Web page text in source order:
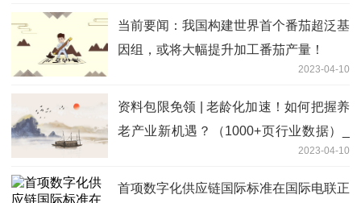
当前要闻：我国构建世界首个番茄超泛基
因组，或将大幅提升加工番茄产量！
2023-04-10
资料包限免领 | 老龄化加速！如何把握养
老产业新机遇？（1000+页行业数据）_
2023-04-10
首项数字化供应链国际标准在国际电联正